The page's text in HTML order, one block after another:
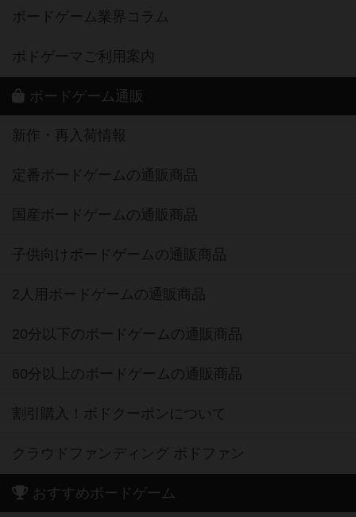
ボードゲーム業界コラム
ボドゲーマご利用案内
ボードゲーム通販
新作・再入荷情報
定番ボードゲームの通販商品
国産ボードゲームの通販商品
子供向けボードゲームの通販商品
2人用ボードゲームの通販商品
20分以下のボードゲームの通販商品
60分以上のボードゲームの通販商品
割引購入！ボドクーポンについて
クラウドファンディング ボドファン
おすすめボードゲーム